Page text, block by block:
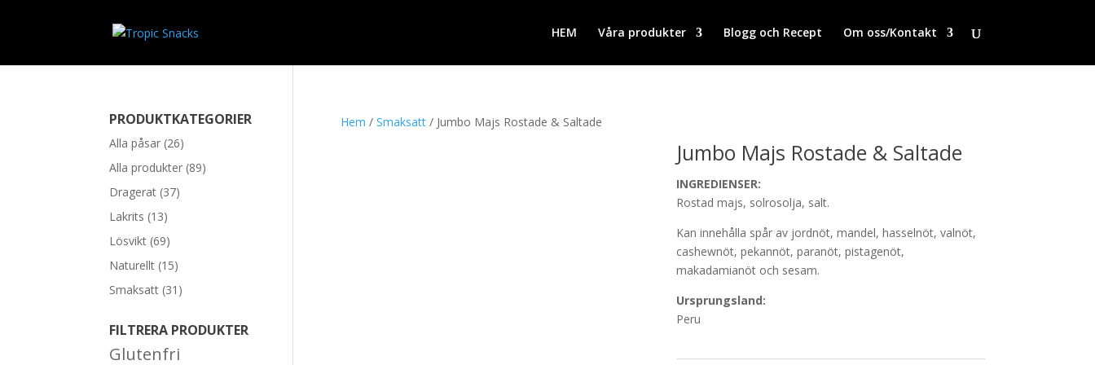
HEM Våra produkter Blogg och Recept Om oss/Kontakt
Hem / Smaksatt/ Jumbo Majs Rostade & Saltade
Jumbo Majs Rostade & Saltade
INGREDIENSER:
Rostad majs, solrosolja, salt.
Kan innehålla spår av jordnöt, mandel, hasselnöt, valnöt,
cashewnöt, pekannöt, paranöt, pistagenöt,
makadamianöt och sesam.
Ursprungsland:
Peru
PRODUKTKATEGORIER
Alla påsar (26)
Alla produkter (89)
Dragerat (37)
Lakrits (13)
Lösvikt (69)
Naturellt (15)
Smaksatt (31)
FILTRERA PRODUKTER
Glutenfri